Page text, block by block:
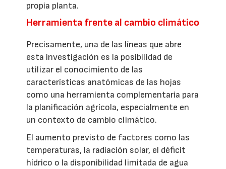
propia planta.
Herramienta frente al cambio climático
Precisamente, una de las líneas que abre
esta investigación es la posibilidad de
utilizar el conocimiento de las
características anatómicas de las hojas
como una herramienta complementaria para
la planificación agrícola, especialmente en
un contexto de cambio climático.
El aumento previsto de factores como las
temperaturas, la radiación solar, el déficit
hídrico o la disponibilidad limitada de agua